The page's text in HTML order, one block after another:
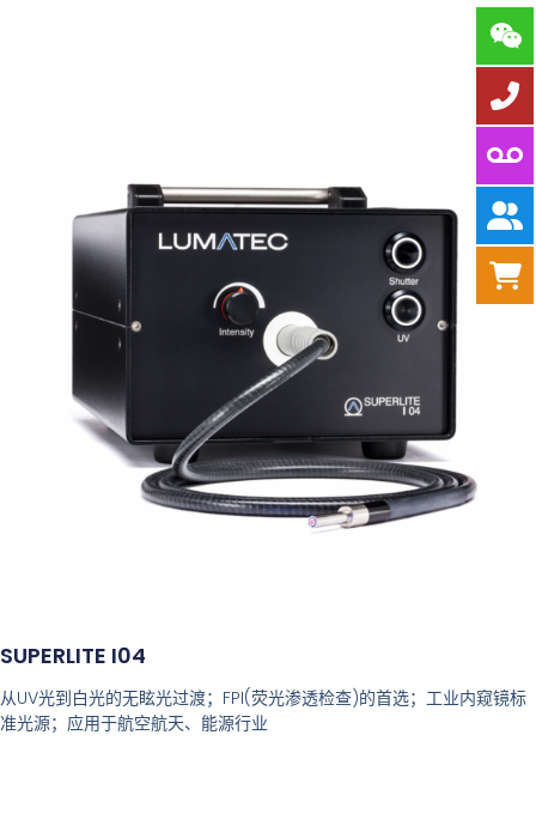
SUPERLITE I04
从UV光到白光的无眩光过渡；FPI(荧光渗透检查)的首选；工业内窥镜标
准光源；应用于航空航天、能源行业